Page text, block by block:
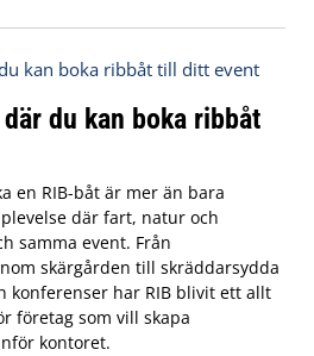
du kan boka ribbåt
en RIB-båt är mer än bara
där fart, natur och
samma event. Från
skärgården till skräddarsydda
konferenser har RIB blivit ett allt
företag som vill skapa
kontoret.